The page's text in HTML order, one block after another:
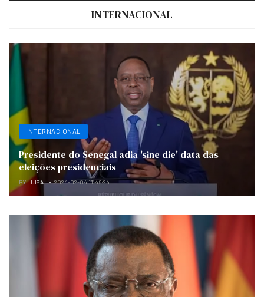
INTERNACIONAL
INTERNACIONAL
Presidente do Senegal adia 'sine die' data das
eleições presidenciais
BYLUISA 2024-02-04 11:46:24